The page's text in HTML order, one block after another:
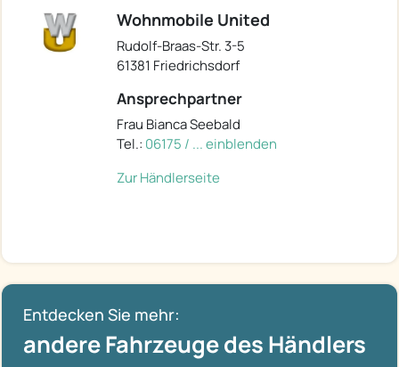
Wohnmobile United
Rudolf-Braas-Str. 3-5
61381 Friedrichsdorf
Ansprechpartner
Frau Bianca Seebald
Tel.: 06175 / ... einblenden
Zur Händlerseite
Entdecken Sie mehr:
andere Fahrzeuge des Händlers